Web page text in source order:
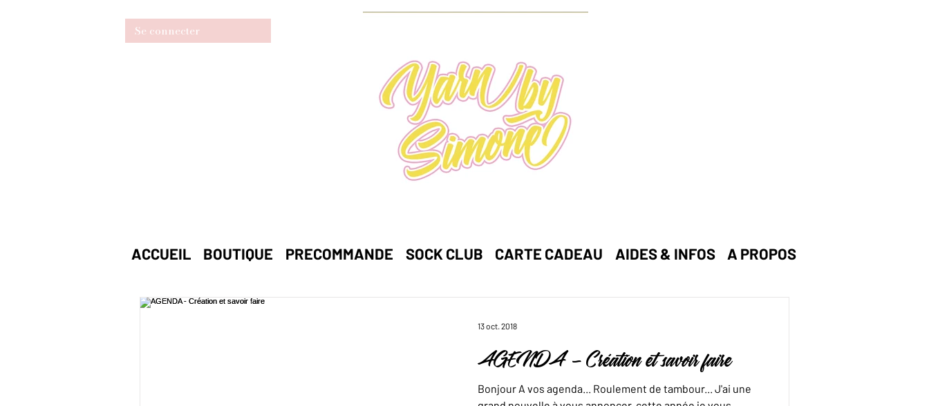
Se connecter
ACCUEIL BOUTIQUE PRECOMMANDE SOCK CLUB CARTE CADEAU AIDES & INFOS A PROPOS
AGENDA - Création et savoir faire
Bonjour A vos agenda... Roulement de tambour... J'ai une
13 oct. 2018